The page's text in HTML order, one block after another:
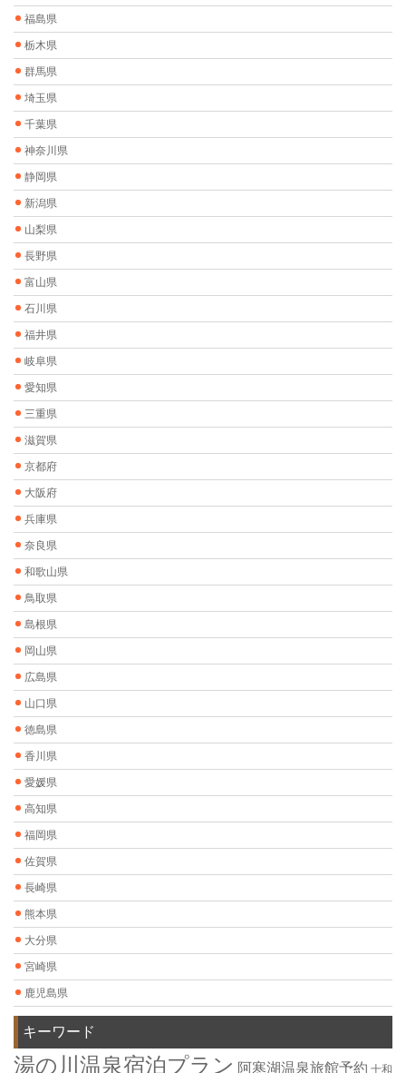
福島県
栃木県
群馬県
埼玉県
千葉県
神奈川県
静岡県
新潟県
山梨県
長野県
富山県
石川県
福井県
岐阜県
愛知県
三重県
滋賀県
京都府
大阪府
兵庫県
奈良県
和歌山県
鳥取県
島根県
岡山県
広島県
山口県
徳島県
香川県
愛媛県
高知県
福岡県
佐賀県
長崎県
熊本県
大分県
宮崎県
鹿児島県
キーワード
湯の川温泉宿泊プラン 阿寒湖温泉旅館予約 十和